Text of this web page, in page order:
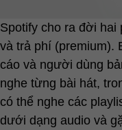
Spotify cho ra đời hai
và trả phí (premium).
cáo và người dùng
nghe từng bài hát,
có thể nghe các
dưới dạng audio và